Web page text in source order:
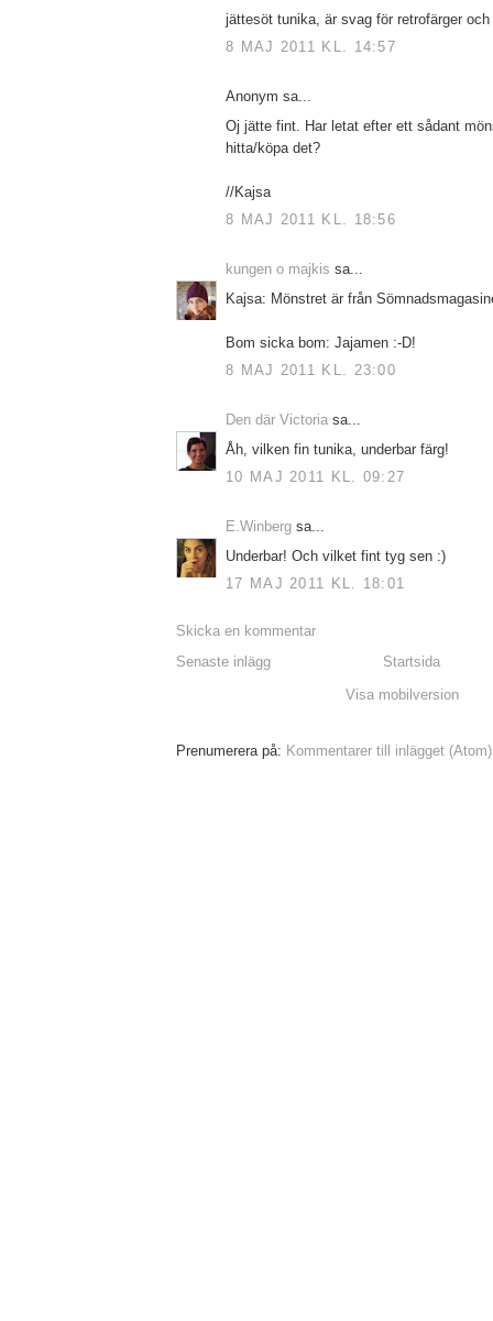
jättesöt tunika, är svag för retrofärger
8 MAJ 2011 KL. 14:57
Anonym sa...
Oj jätte fint. Har letat efter ett sådant
hitta/köpa det?
//Kajsa
8 MAJ 2011 KL. 18:56
kungen o majkis sa...
Kajsa: Mönstret är från
Bom sicka bom: Jajamen :-D!
8 MAJ 2011 KL. 23:00
Den där Victoria sa...
Åh, vilken fin tunika, underbar färg!
10 MAJ 2011 KL. 09:27
E.Winberg sa...
Underbar! Och vilket fint tyg sen :)
17 MAJ 2011 KL. 18:01
Skicka en kommentar
Senaste inlägg
Startsida
Visa mobilversion
Prenumerera på: Kommentarer till inlägget (Atom)